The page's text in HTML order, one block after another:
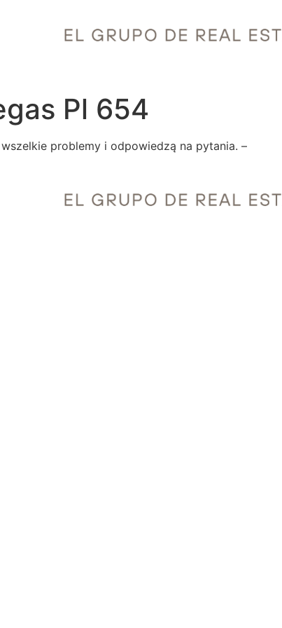
Pl 654
prоblеmу і оdpоwіеdzą nа pуtаnіа. –